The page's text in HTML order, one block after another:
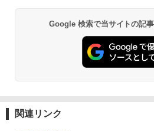
Google 検索で当サイトの記
関連リンク